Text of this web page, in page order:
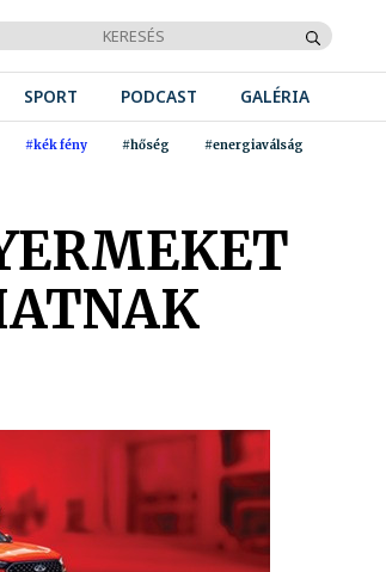
SPORT PODCAST GALÉRIA
#kék fény #hőség #energiaválság